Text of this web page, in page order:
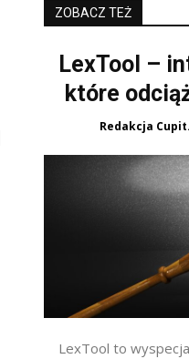
ZOBACZ TEŻ
LexTool –
które
Redakcja
LexTool to